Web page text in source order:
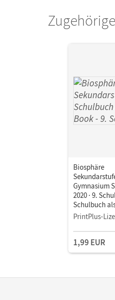
Goldberg, Axel; Hübner,
Biosphäre
Gymnasium
2020 · 9.
Schulbuch
PrintPlus-
1,99 EUR